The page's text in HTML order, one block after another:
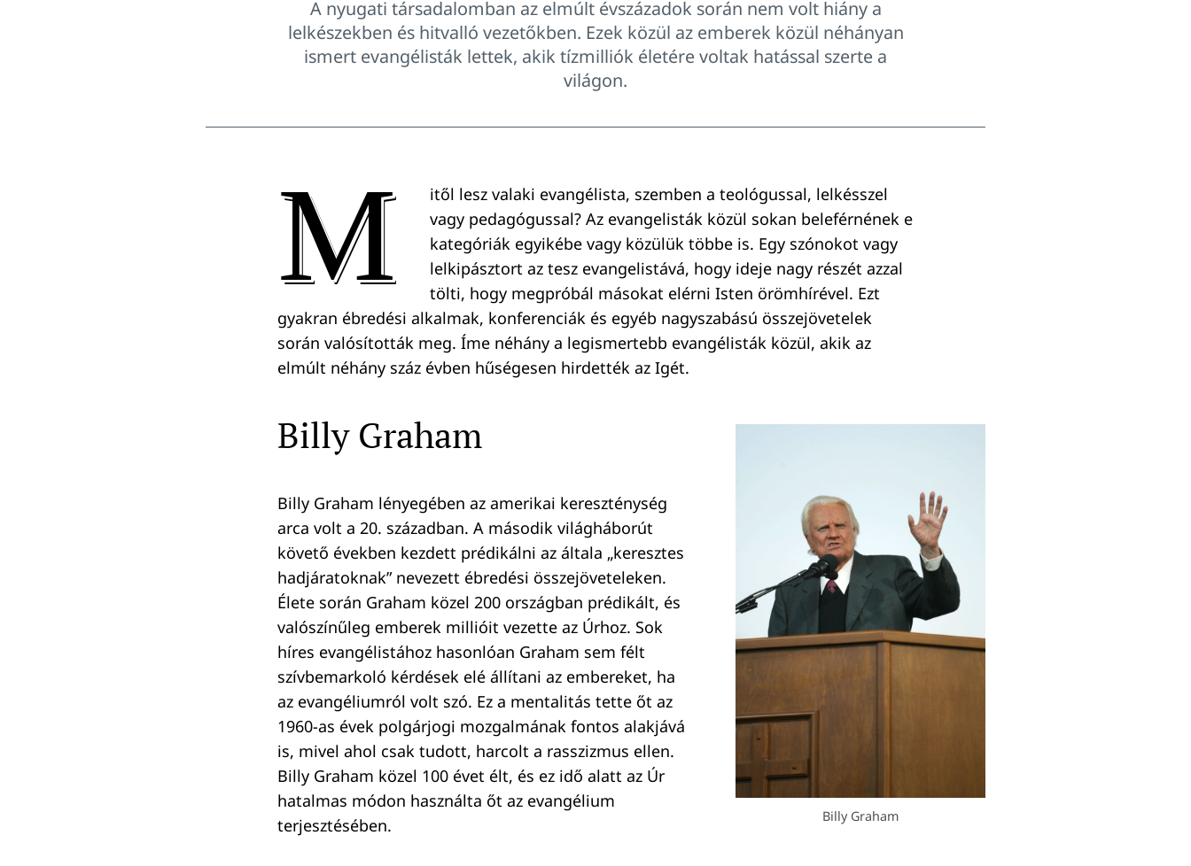
A nyugati társadalomban az elmúlt évszázadok során nem volt hiány a
lelkészekben és hitvalló vezetőkben. Ezek közül az emberek közül néhányan
ismert evangélisták lettek, akik tízmilliók életére voltak hatással szerte a
világon.
M
itől lesz valaki evangélista, szemben a teológussal, lelkésszel
vagy pedagógussal? Az evangelisták közül sokan beleférnének e
kategóriák egyikébe vagy közülük többe is. Egy szónokot vagy
lelkipásztort az tesz evangelistává, hogy ideje nagy részét azzal
tölti, hogy megpróbál másokat elérni Isten örömhírével. Ezt
gyakran ébredési alkalmak, konferenciák és egyéb nagyszabású összejövetelek
során valósították meg. Íme néhány a legismertebb evangélisták közül, akik az
elmúlt néhány száz évben hűségesen hirdették az Igét.
Billy Graham
Billy Graham
Billy Graham lényegében az amerikai kereszténység
arca volt a 20. században. A második világháborút
követő években kezdett prédikálni az általa „keresztes
hadjáratoknak” nevezett ébredési összejöveteleken.
Élete során Graham közel 200 országban prédikált, és
valószínűleg emberek millióit vezette az Úrhoz. Sok
híres evangélistához hasonlóan Graham sem félt
szívbemarkoló kérdések elé állítani az embereket, ha
az evangéliumról volt szó. Ez a mentalitás tette őt az
1960-as évek polgárjogi mozgalmának fontos alakjává
is, mivel ahol csak tudott, harcolt a rasszizmus ellen.
Billy Graham közel 100 évet élt, és ez idő alatt az Úr
hatalmas módon használta őt az evangélium
terjesztésében.